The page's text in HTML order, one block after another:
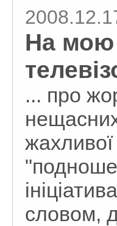
На мою
... про
словом,